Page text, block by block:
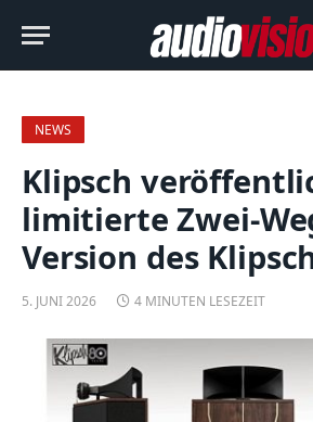
NEWS
Klipsch
limitierte Zwei-
Version des
5. JUNI 2026 4 MINUTEN LESEZEIT